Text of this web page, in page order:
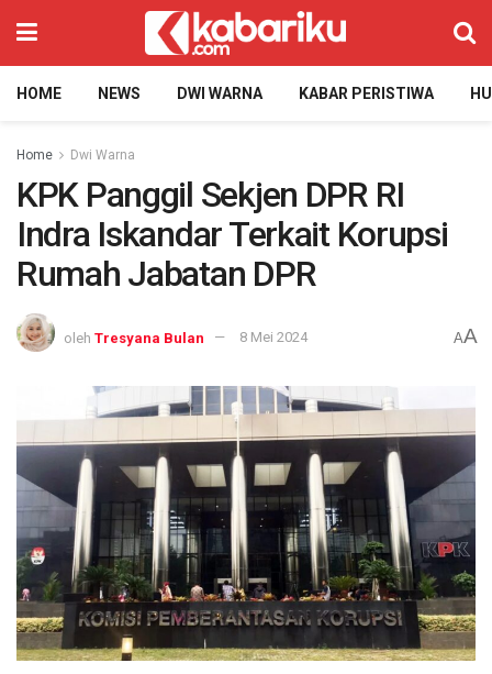
HOME NEWS DWI WARNA KABAR PERISTIWA
Home Dwi Warna
KPK Panggil Sekjen DPR RI
Indra Iskandar Terkait Korupsi
Rumah Jabatan DPR
oleh Tresyana Bulan 8 Mei 2024 AA